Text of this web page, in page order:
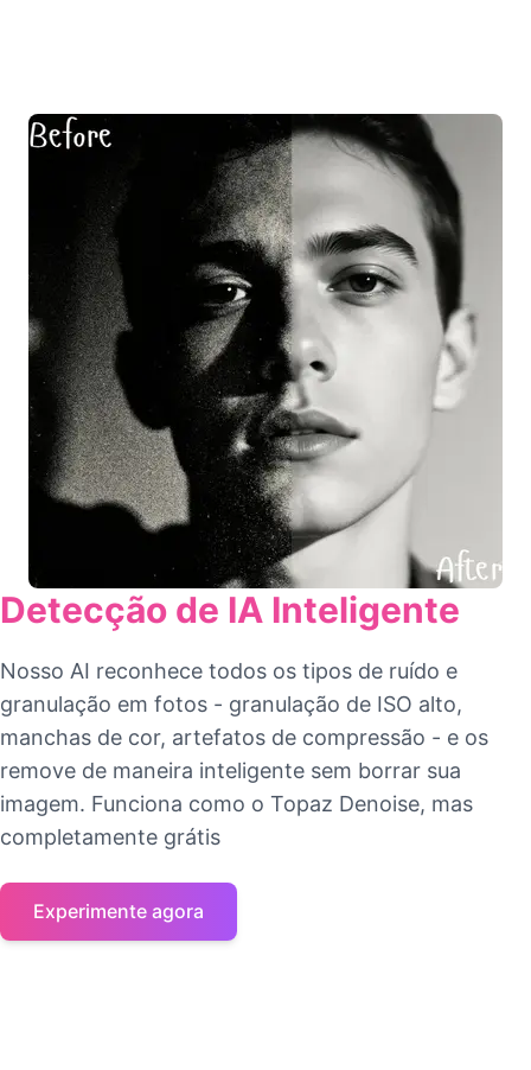
Detecção de IA Inteligente
Nosso AI reconhece todos os tipos de ruído e
granulação em fotos - granulação de ISO alto,
manchas de cor, artefatos de compressão - e os
remove de maneira inteligente sem borrar sua
imagem. Funciona como o Topaz Denoise, mas
completamente grátis
Experimente agora